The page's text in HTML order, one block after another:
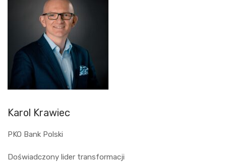
Karol Krawiec
PKO Bank Polski
Doświadczony lider transformacji